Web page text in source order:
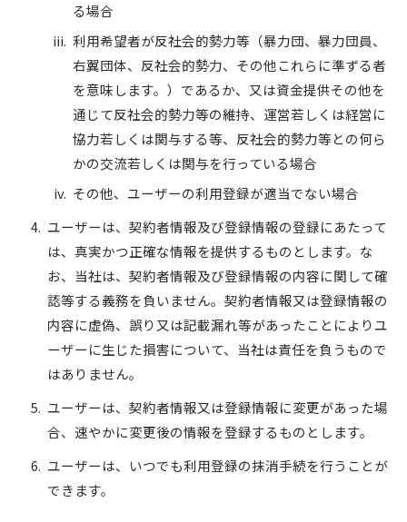
る場合
利用希望者が反社会的勢力等（暴力団、暴力団員、
右翼団体、反社会的勢力、その他これらに準ずる者
を意味します。）であるか、又は資金提供その他を
通じて反社会的勢力等の維持、運営若しくは経営に
協力若しくは関与する等、反社会的勢力等との何ら
かの交流若しくは関与を行っている場合
その他、ユーザーの利用登録が適当でない場合
ユーザーは、契約者情報及び登録情報の登録にあたって
は、真実かつ正確な情報を提供するものとします。な
お、当社は、契約者情報及び登録情報の内容に関して確
認等する義務を負いません。契約者情報又は登録情報の
内容に虚偽、誤り又は記載漏れ等があったことによりユ
ーザーに生じた損害について、当社は責任を負うもので
はありません。
ユーザーは、契約者情報又は登録情報に変更があった場
合、速やかに変更後の情報を登録するものとします。
ユーザーは、いつでも利用登録の抹消手続を行うことが
できます。